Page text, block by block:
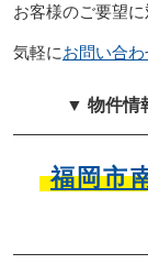
お客様のご要望
気軽にお問い合わ
▼ 物件情
福岡市